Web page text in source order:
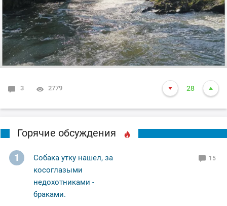
3 2779 28
Горячие обсуждения
1
Собака утку нашел, за
косоглазыми
недохотниками -
браками.
15